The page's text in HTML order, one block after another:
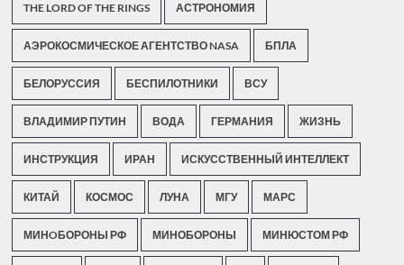
THE LORD OF THE RINGS АСТРОНОМИЯ
АЭРОКОСМИЧЕСКОЕ АГЕНТСТВО NASA БПЛА
БЕЛОРУССИЯ БЕСПИЛОТНИКИ ВСУ
ВЛАДИМИР ПУТИН ВОДА ГЕРМАНИЯ ЖИЗНЬ
ИНСТРУКЦИЯ ИРАН ИСКУССТВЕННЫЙ ИНТЕЛЛЕКТ
КИТАЙ КОСМОС ЛУНА МГУ МАРС
МИНOБОРОНЫ РФ МИНОБОРОНЫ МИНЮСТОМ РФ